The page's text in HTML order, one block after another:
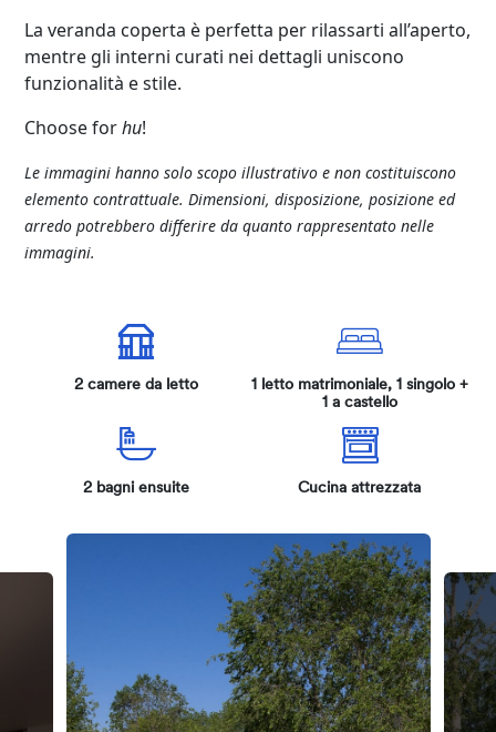
La veranda coperta è perfetta per rilassarti all’aperto,
mentre gli interni curati nei dettagli uniscono
funzionalità e stile.
Choose forhu!
Le immagini hanno solo scopo illustrativo e non costituiscono
elemento contrattuale. Dimensioni, disposizione, posizione ed
arredo potrebbero differire da quanto rappresentato nelle
immagini.
2 camere da letto
1 letto matrimoniale, 1 singolo +
1 a castello
2 bagni ensuite Cucina attrezzata